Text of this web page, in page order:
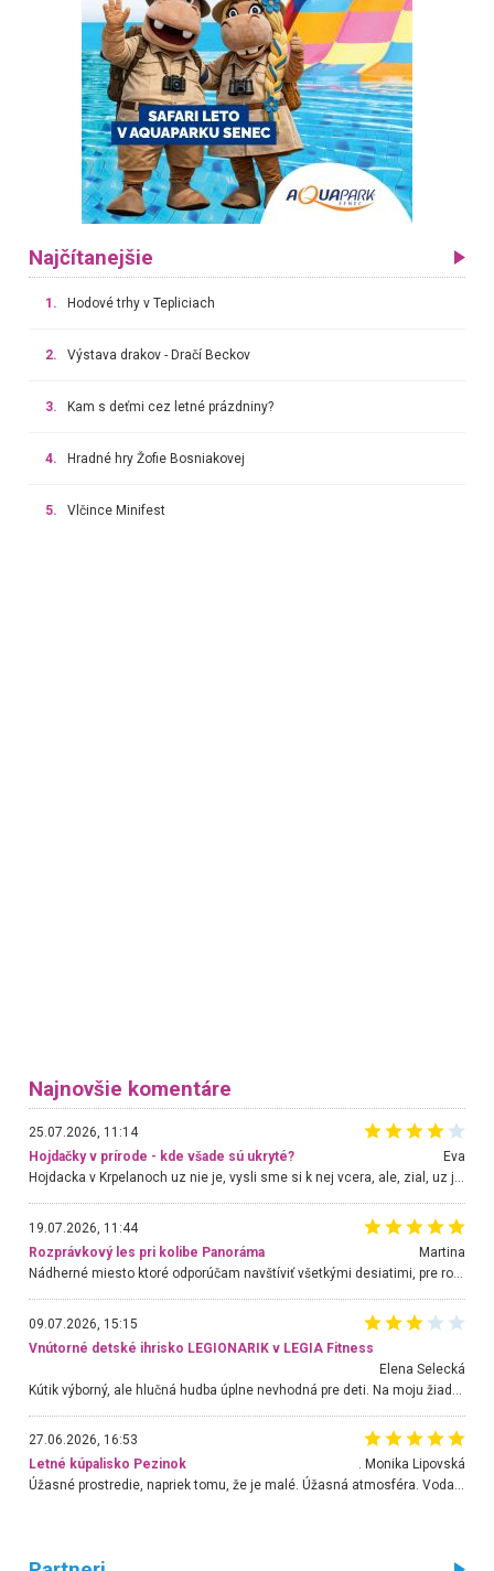
Najčítanejšie
1. Hodové trhy v Tepliciach
2. Výstava drakov - Dračí Beckov
3. Kam s deťmi cez letné prázdniny?
4. Hradné hry Žofie Bosniakovej
5. Vlčince Minifest
Najnovšie komentáre
25.07.2026, 11:14
Hojdačky v prírode - kde všade sú ukryté?
Eva
Hojdacka v Krpelanoch uz nie je, vysli sme si k nej vcera, ale, zial, uz je znicena. Ak sem planujete cestu len kvoli hojdacke, mozete si ju usetrit. Krasny vyhlad je tu vsak aj bez hojdacky :-)
19.07.2026, 11:44
Rozprávkový les pri kolibe Panoráma
Martina
Nádherné miesto ktoré odporúčam navštíviť všetkými desiatimi, pre rodiny s deťmi, dôchodcom... Proste a jednoducho ozaj rozprávkový les.. určite ešte prídeme. Odniesli sme si na pamiatku krásne tričká,
09.07.2026, 15:15
Vnútorné detské ihrisko LEGIONARIK v LEGIA Fitness
Elena Selecká
27.06.2026, 16:53
Letné kúpalisko Pezinok
. Monika Lipovská
Úžasné prostredie, napriek tomu, že je malé. Úžasná atmosféra. Voda fantastická a nádherná. Ľudí je pomerne veľa, ale su mili a ohľaduplní. Je veľmi zaujímavé sledovať, ako dokážu spolu športovať cudzí ľudia a bez ohľadu na vek. Vládne tu pohoda. Vnuka neviem dostať z vody. Ďakujem za krásny deň . Urcite sa sem vrátim. Jediný problém je s parkovaním, ale aj ten sa mi podarilo vyriešiť. Monika Bratislava